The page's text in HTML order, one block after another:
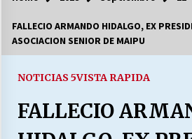
03/08/2026
LA DC POR
FALLECIO ARMANDO HIDALGO, EX
ASOCIACION SENIOR DE MAIPU
NOTICIAS 5VISTA RAPIDA
FALLECIO